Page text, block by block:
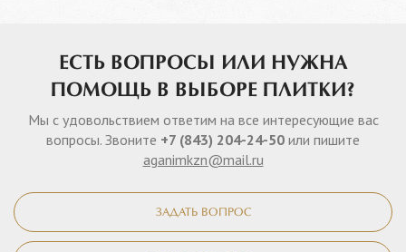
ЕСТЬ ВОПРОСЫ ИЛИ НУЖНА
ПОМОЩЬ В ВЫБОРЕ ПЛИТКИ?
Мы с удовольствием ответим на все интересующие вас
вопросы. Звоните +7 (843) 204-24-50 или пишите
aganimkzn@mail.ru
ЗАДАТЬ ВОПРОС